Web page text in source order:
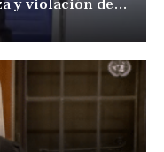
y violación de